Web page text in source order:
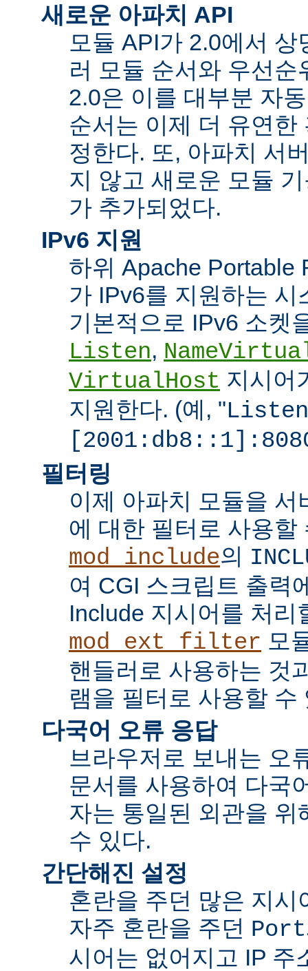
새로운 아파치 API
모듈 API가 2.0에서
러 모듈 순서와 우선
2.0은 이를 대부분 자
순서는 이제 더 유연한
정한다. 또, 아파치 서
지 않고 새로운 모듈
가 추가되었다.
IPv6 지원
하위 Apache Portable
가 IPv6를 지원하는 시
기본적으로 IPv6 소켓
Listen,
VirtualHost 지시어
지원한다. (예, "Listen
필터링
이제 아파치 모듈을
에 대한 필터로 사용할
mod_include의
여 CGI 스크립트 출력
Include 지시어를 처리
mod_ext_filter 모
핸들러로 사용하는 것
램을 필터로 사용할 수
다국어 오류 응답
브라우저로 보내는 오
문서를 사용하여 다국
자는 통일된 외관을 위
수 있다.
간단해진 설정
혼란을 주던 많은 지시
자주 혼란을 주던 Port
시어는 없어지고 IP 주